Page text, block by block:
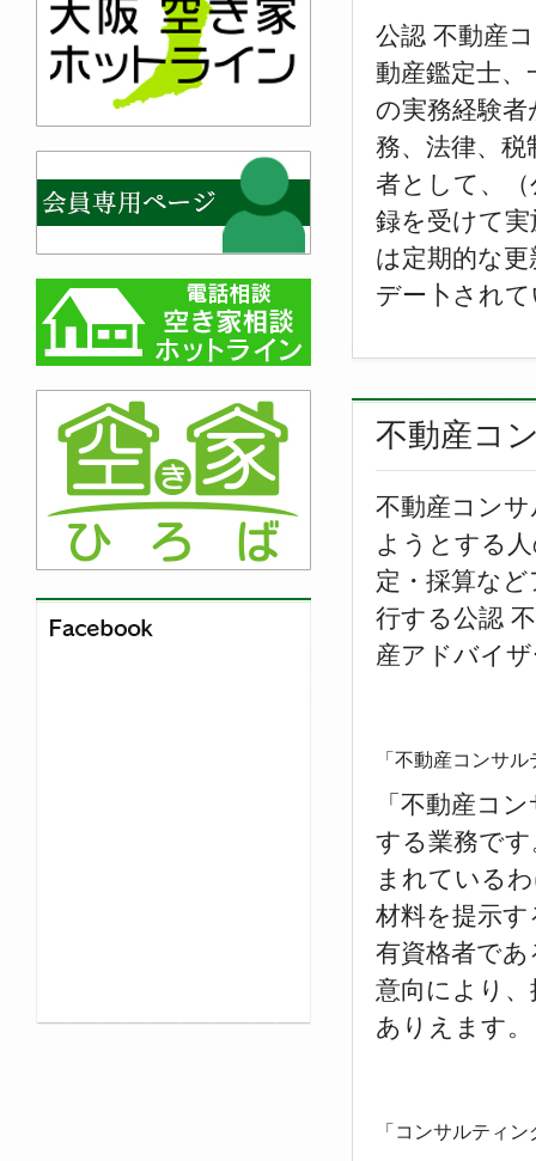
公認 不動産
動産鑑定士
の実務経験
務、法律、
者として、
録を受けて
は定期的な
デー卜され
不動産コ
不動産コン
ようとする
定・採算な
行する公認
産アドバイ
「不動産コンサ
「不動産コ
する業務で
まれている
材料を提示
有資格者で
意向により
ありえます。
「コンサルティ